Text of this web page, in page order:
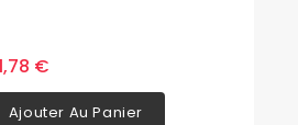
€
Ajouter Au Panier